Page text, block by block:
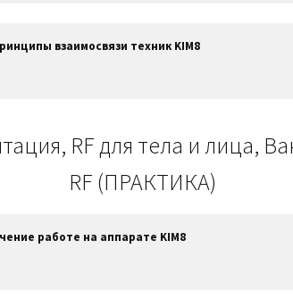
взаимосвязи техник KIM8
RF для тела и лица,
RF (ПРАКТИКА)
работе на аппарате KIM8